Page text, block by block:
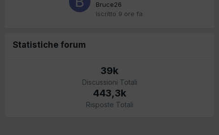
Bruce26
Iscritto 9 ore fa
Statistiche forum
39k
Discussioni Totali
443,3k
Risposte Totali